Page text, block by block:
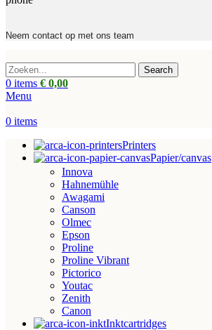
Neem contact op met ons team
Search
0 items € 0,00
Menu
0 items
Printers
Papier/canvas
Innova
Hahnemühle
Awagami
Canson
Olmec
Epson
Proline
Proline Vibrant
Pictorico
Youtac
Zenith
Canon
Inktcartridges